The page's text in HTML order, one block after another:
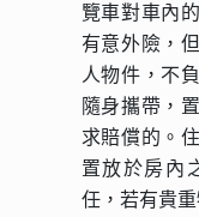
覽車對車內
有意外險，
人物件，不
隨身攜帶，
求賠償的。
置放於房內
任，若有貴